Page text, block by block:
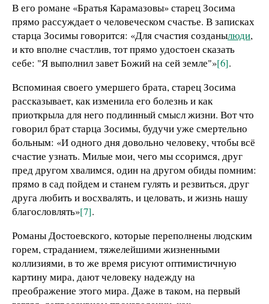
В его романе «Братья Карамазовы» старец Зосима
прямо рассуждает о человеческом счастье. В записках
старца Зосимы говорится: «Для счастия созданылюди,
и кто вполне счастлив, тот прямо удостоен сказать
себе: "Я выполнил завет Божий на сей земле"»[6].
Вспоминая своего умершего брата, старец Зосима
рассказывает, как изменила его болезнь и как
приоткрыла для него подлинный смысл жизни. Вот что
говорил брат старца Зосимы, будучи уже смертельно
больным: «И одного дня довольно человеку, чтобы всё
счастие узнать. Милые мои, чего мы ссоримся, друг
пред другом хвалимся, один на другом обиды помним:
прямо в сад пойдем и станем гулять и резвиться, друг
друга любить и восхвалять, и целовать, и жизнь нашу
благословлять»[7].
Романы Достоевского, которые переполнены людским
горем, страданием, тяжелейшими жизненными
коллизиями, в то же время рисуют оптимистичную
картину мира, дают человеку надежду на
преображение этого мира. Даже в таком, на первый